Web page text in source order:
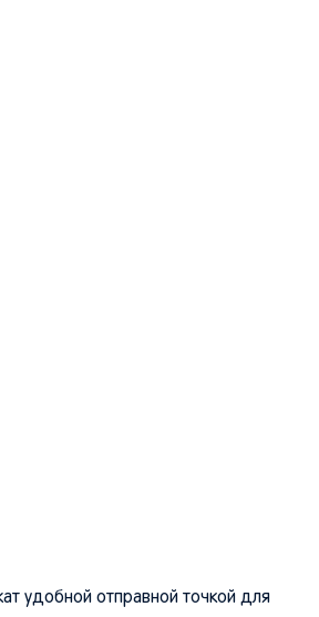
удобной отправной точкой для